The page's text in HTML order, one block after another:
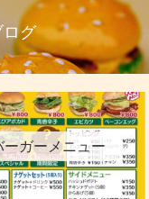
ログ
ーガーメニュー